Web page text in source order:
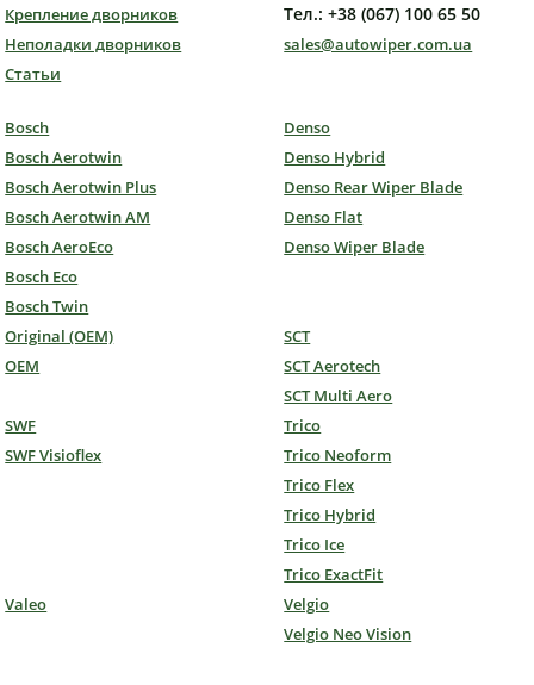
Крепление дворников
Неполадки дворников
Статьи
Тел.: +38 (067) 100 65 50
sales@autowiper.com.ua
Bosch
Bosch Aerotwin
Bosch Aerotwin Plus
Bosch Aerotwin AM
Bosch AeroEco
Bosch Eco
Bosch Twin
Denso
Denso Hybrid
Denso Rear Wiper Blade
Denso Flat
Denso Wiper Blade
Original (OEM)
OEM
SCT
SCT Aerotech
SCT Multi Aero
SWF
SWF Visioflex
Trico
Trico Neoform
Trico Flex
Trico Hybrid
Trico Ice
Trico ExactFit
Valeo
Velgio
Velgio Neo Vision